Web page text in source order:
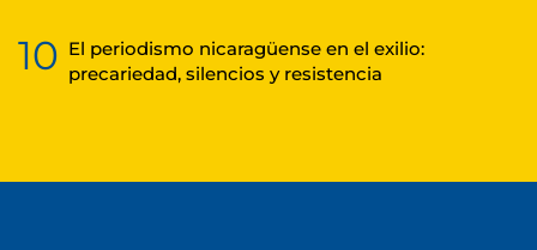
10 El periodismo nicaragüense en el exilio:
precariedad, silencios y resistencia